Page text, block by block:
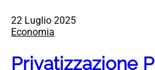
22 Luglio 2025
Economia
Privatizzazione